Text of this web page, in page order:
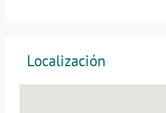
Localización